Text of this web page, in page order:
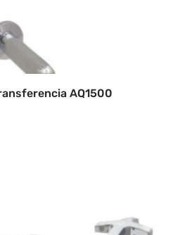
AQ1500